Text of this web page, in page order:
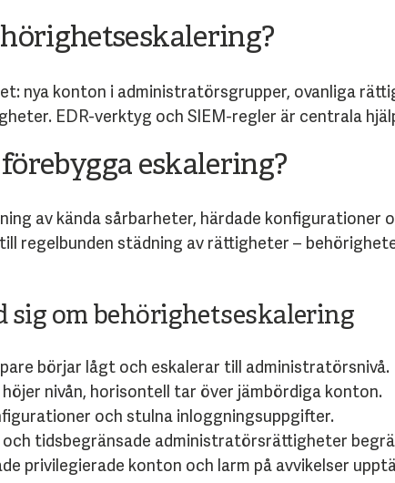
nya konton i administratörsgrupper, ovanliga
EDR-verktyg och SIEM-regler är centrala
eskalering?
av kända sårbarheter, härdade konfigurationer
regelbunden städning av rättigheter –
om behörighetseskalering
börjar lågt och eskalerar till administratörsnivå.
nivån, horisontell tar över jämbördiga konton.
och stulna inloggningsuppgifter.
tidsbegränsade administratörsrättigheter
privilegierade konton och larm på avvikelser